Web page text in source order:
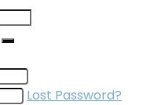
Lost Password?